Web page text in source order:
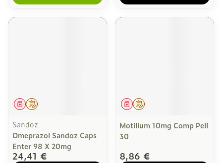
Sur prescription
Médicament
Sandoz
Omeprazol Sandoz Caps
Enter 98 X 20mg
24,41 €
Sur prescription
Médicament
Motilium 10mg Comp Pell
30
8,86 €